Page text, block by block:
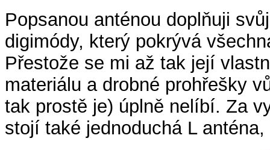
Popsanou anténou doplňuji
digimódy, který pokrývá
Přestože se mi až tak její
materiálu a drobné prohřešky
tak prostě je) úplně nelíbí. Za
stojí také jednoduchá L